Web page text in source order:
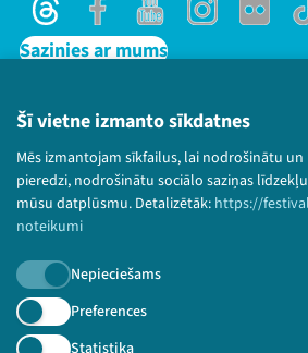
Šī vietne izmanto sīkdatnes
Mēs izmantojam sīkfailus, lai nodrošinātu
pieredzi, nodrošinātu sociālo saziņas
mūsu datplūsmu. Detalizētāk: https://
noteikumi
Nepieciešams
Preferences
Statistika
ThreadsFacebookYoutubeInstagram
Flick
Sazinies ar mums
Lietošanas noteikumi un
Bērnu aizsardzības politika
© 2026 Sarunu festivāls LAMPA
paturētas.
Piesakies jaunumiem!